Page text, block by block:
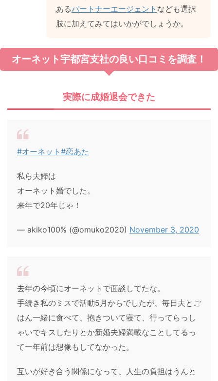
あるパートナーエージェント なども選択
肢に加えてみてはいかがでしょうか。
オーネット宇都宮支社の良い口コミを調査！
実際に成婚退会できた
#オーネット #恋あた
私ら夫婦は
オーネット婚でした。
来年で20年じゃ！
— akiko100% (@omuko2020) November 3, 2020
去年の今頃にオーネットで面談してたな。
手続き私のミスで活動5月からでしたが、毎日夫とご
はん一緒に食べて、抱きついて寝て、行ってらっし
ゃいでキスしたりとか新婚夫婦満載なことしてるっ
て一年前は想像もしてなかった。
互いが好き合う関係になって、人生の負担はうんと